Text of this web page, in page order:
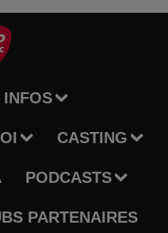
INFOS
CASTING
PODCASTS
PARTENAIRES